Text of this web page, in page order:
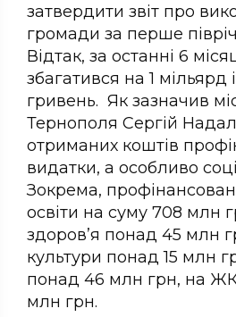
затвердити звіт про
громади за перше
Відтак, за останні 6
збагатився на 1 мільярд
гривень. Як зазначив
Тернополя Сергій
отриманих коштів
видатки, а особливо
Зокрема,
освіти на суму 708 млн
здоров’я понад 45 млн
культури понад 15 млн
понад 46 млн грн, на
млн грн.